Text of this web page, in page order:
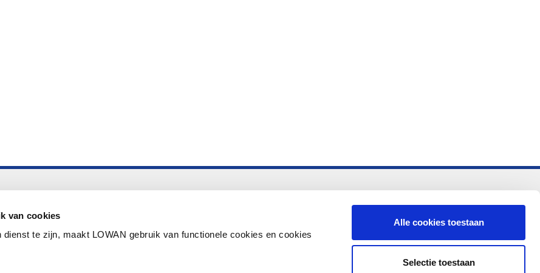
van cookies
te zijn, maakt LOWAN gebruik van functionele cookies en cookies
Alle cookies toestaan
Selectie toestaan